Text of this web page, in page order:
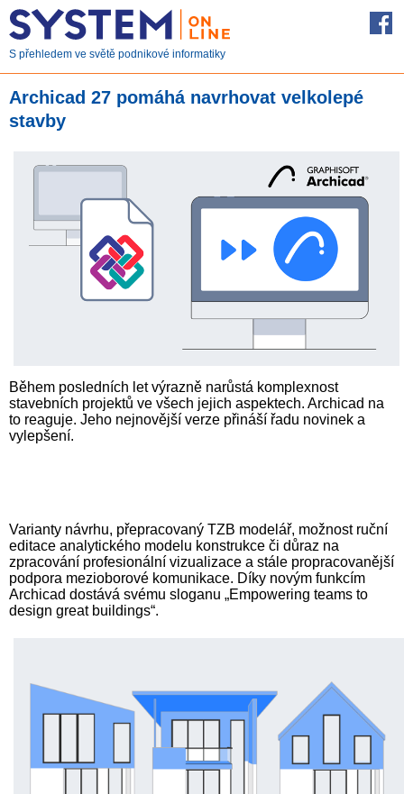
S přehledem ve světě podnikové informatiky
Archicad 27 pomáhá navrhovat velkolepé
stavby
Během posledních let výrazně narůstá komplexnost
stavebních projektů ve všech jejich aspektech. Archicad na
to reaguje. Jeho nejnovější verze přináší řadu novinek a
vylepšení.
Varianty návrhu, přepracovaný TZB modelář, možnost ruční
editace analytického modelu konstrukce či důraz na
zpracování profesionální vizualizace a stále propracovanější
podpora mezioborové komunikace. Díky novým funkcím
Archicad dostává svému sloganu „Empowering teams to
design great buildings“.